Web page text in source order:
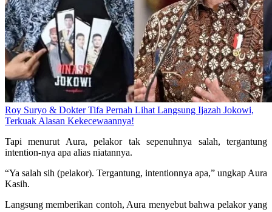
Roy Suryo & Dokter Tifa Pernah Lihat Langsung Ijazah Jokowi,
Terkuak Alasan Kekecewaannya!
Tapi menurut Aura, pelakor tak sepenuhnya salah, tergantung
intention-nya apa alias niatannya.
“Ya salah sih (pelakor). Tergantung, intentionnya apa,” ungkap Aura
Kasih.
Langsung memberikan contoh, Aura menyebut bahwa pelakor yang